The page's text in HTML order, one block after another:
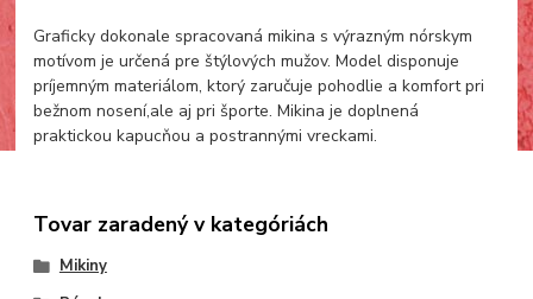
Graficky dokonale spracovaná mikina s výrazným nórskym
motívom je určená pre štýlových mužov. Model disponuje
príjemným materiálom, ktorý zaručuje pohodlie a komfort pri
bežnom nosení,ale aj pri športe. Mikina je doplnená
praktickou kapucňou a postrannými vreckami.
Tovar zaradený v kategóriách
Mikiny